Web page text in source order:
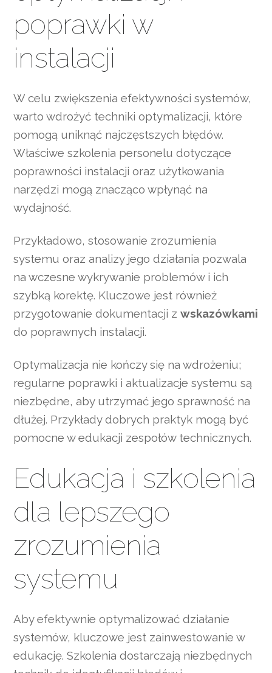
poprawki w
instalacji
W celu zwiększenia efektywności systemów,
warto wdrożyć techniki optymalizacji, które
pomogą uniknąć najczęstszych błędów.
Właściwe szkolenia personelu dotyczące
poprawności instalacji oraz użytkowania
narzędzi mogą znacząco wpłynąć na
wydajność.
Przykładowo, stosowanie zrozumienia
systemu oraz analizy jego działania pozwala
na wczesne wykrywanie problemów i ich
szybką korektę. Kluczowe jest również
przygotowanie dokumentacji zwskazówkami
do poprawnych instalacji.
Optymalizacja nie kończy się na wdrożeniu;
regularne poprawki i aktualizacje systemu są
niezbędne, aby utrzymać jego sprawność na
dłużej. Przykłady dobrych praktyk mogą być
pomocne w edukacji zespołów technicznych.
Edukacja i szkolenia
dla lepszego
zrozumienia
systemu
Aby efektywnie optymalizować działanie
systemów, kluczowe jest zainwestowanie w
edukację. Szkolenia dostarczają niezbędnych